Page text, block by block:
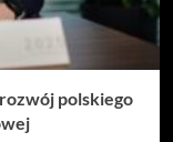
polskiego